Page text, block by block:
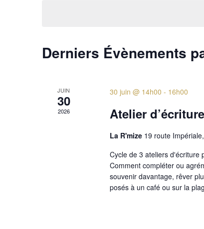
Derniers Évènements
JUIN
30
2026
30 juin @ 14h00 - 16h00
Atelier
La R'mize 19 route
Cycle de 3 ateliers d'écriture
Comment compléter ou
souvenir davantage, rêver
posés à un café ou sur la